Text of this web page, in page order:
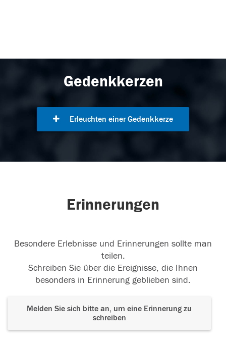
Gedenkkerzen
Erleuchten einer Gedenkkerze
Erinnerungen
Besondere Erlebnisse und Erinnerungen sollte man
teilen.
Schreiben Sie über die Ereignisse, die Ihnen
besonders in Erinnerung geblieben sind.
Melden Sie sich bitte an, um eine Erinnerung zu
schreiben